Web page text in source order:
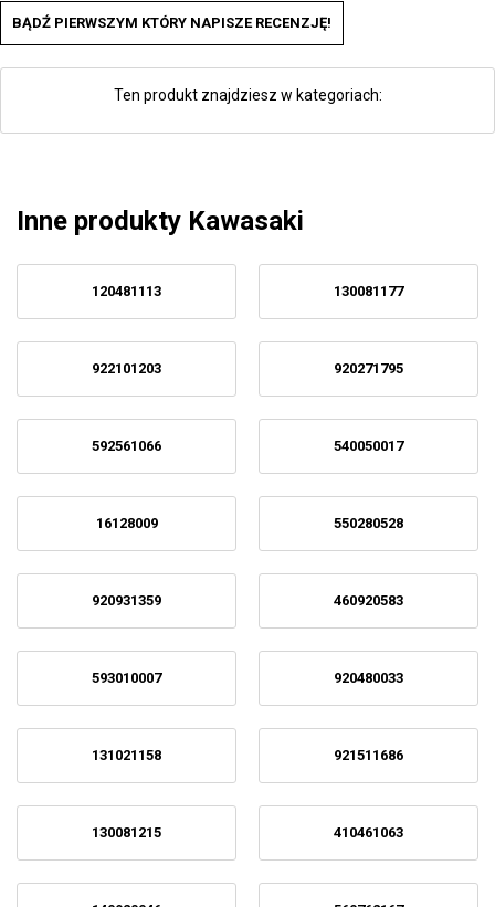
BĄDŹ PIERWSZYM KTÓRY NAPISZE RECENZJĘ!
Ten produkt znajdziesz w kategoriach:
Inne produkty Kawasaki
120481113 130081177
922101203 920271795
592561066 540050017
16128009 550280528
920931359 460920583
593010007 920480033
131021158 921511686
130081215 410461063